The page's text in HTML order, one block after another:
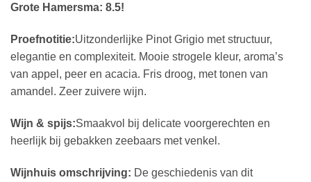
Grote Hamersma: 8.5!
Proefnotitie:Uitzonderlijke Pinot Grigio met structuur,
elegantie en complexiteit. Mooie strogele kleur, aroma’s
van appel, peer en acacia. Fris droog, met tonen van
amandel. Zeer zuivere wijn.
Wijn & spijs:Smaakvol bij delicate voorgerechten en
heerlijk bij gebakken zeebaars met venkel.
Wijnhuis omschrijving: De geschiedenis van dit